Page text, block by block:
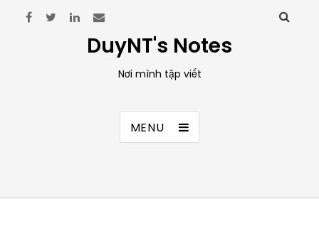
DuyNT's Notes
Nơi mình tập viết
MENU